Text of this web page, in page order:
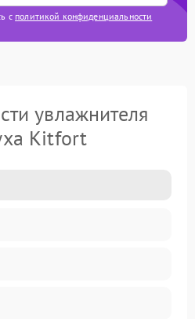
с политикой конфиденциальности
увлажнителя
Kitfort